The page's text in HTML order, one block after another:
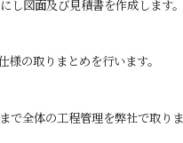
図面及び見積書を作成します。
の取りまとめを行います。
全体の工程管理を弊社で取りま